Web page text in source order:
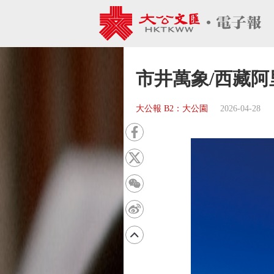
市井萬象/西藏
大公報 B2：大公園 2026-04-28